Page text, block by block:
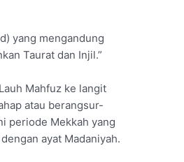
yang mengandung
Taurat dan Injil.”
Mahfuz ke langit
atau berangsur-
periode Mekkah yang
ayat Madaniyah.